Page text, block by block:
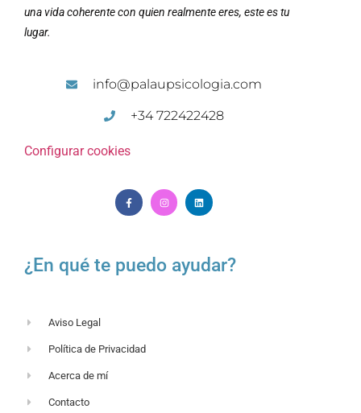
una vida coherente con quien realmente eres, este es tu
lugar.
info@palaupsicologia.com
+34 722422428
Configurar cookies
¿En qué te puedo ayudar?
Aviso Legal
Política de Privacidad
Acerca de mí
Contacto